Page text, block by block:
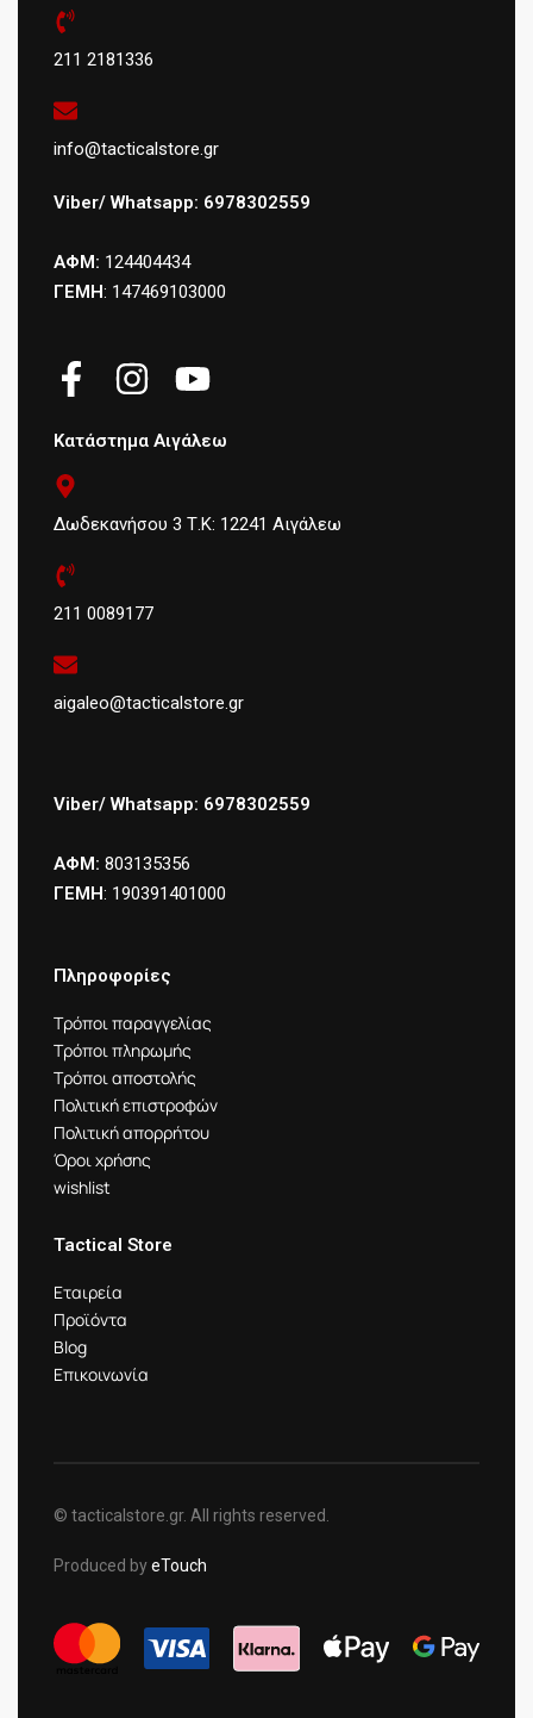
211 2181336
info@tacticalstore.gr
Viber/ Whatsapp: 6978302559
ΑΦΜ: 124404434
ΓΕΜΗ: 147469103000
Κατάστημα Αιγάλεω
Δωδεκανήσου 3 Τ.Κ: 12241 Αιγάλεω
211 0089177
aigaleo@tacticalstore.gr
Viber/ Whatsapp: 6978302559
ΑΦΜ: 803135356
ΓΕΜΗ: 190391401000
Πληροφορίες
Τρόποι παραγγελίας
Τρόποι πληρωμής
Τρόποι αποστολής
Πολιτική επιστροφών
Πολιτική απορρήτου
Όροι χρήσης
wishlist
Tactical Store
Εταιρεία
Προϊόντα
Blog
Επικοινωνία
© tacticalstore.gr. All rights reserved.
Produced byeTouch